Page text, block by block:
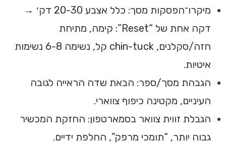
מיקרו־הפסקות מסך: כלל אצבע 20-30 דק׳ →
דקה אחת של “Reset”: קימה, מתיחת
חזה/סקלנים, chin-tuck קל, נשימה 6-8 נשימות
איטיות.
הגבהת מסך/ספר: הבאת שדה הראייה לגובה
העיניים, מקטינה כיפוף צווארי.
הגבלת זווית צוואר בסמארטפון: החזקת המכשיר
גבוה יותר, “תומכי מרפק”, החלפת ידיים.